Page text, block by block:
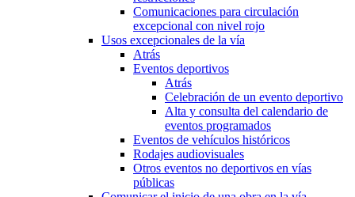
Comunicaciones para circulación
excepcional con nivel rojo
Usos excepcionales de la vía
Atrás
Eventos deportivos
Atrás
Celebración de un evento deportivo
Alta y consulta del calendario de
eventos programados
Eventos de vehículos históricos
Rodajes audiovisuales
Otros eventos no deportivos en vías
públicas